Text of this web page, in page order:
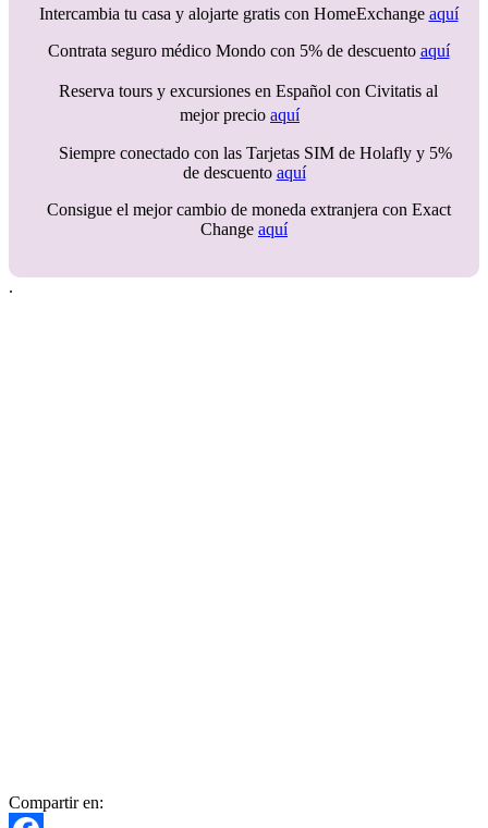
Intercambia tu casa y alojarte gratis con HomeExchange aquí
Contrata seguro médico Mondo con 5% de descuento aquí
Reserva tours y excursiones en Español con Civitatis al
mejor precio aquí
Siempre conectado con las Tarjetas SIM de Holafly y 5%
de descuento aquí
Consigue el mejor cambio de moneda extranjera con Exact
Change aquí
.
Compartir en: